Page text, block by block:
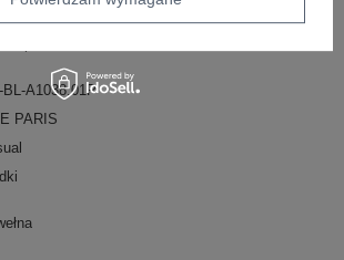
bawełna , 10% elastan
BL-A1038.01P
PARIS